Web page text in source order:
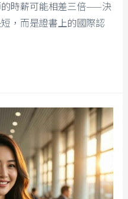
時薪可能相差三倍——決
，而是證書上的國際認